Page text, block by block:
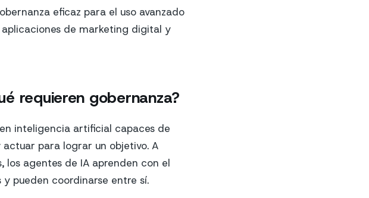
eficaz para el uso avanzado
de marketing digital y
requieren gobernanza?
inteligencia artificial capaces de
para lograr un objetivo. A
los agentes de IA aprenden con el
pueden coordinarse entre sí.